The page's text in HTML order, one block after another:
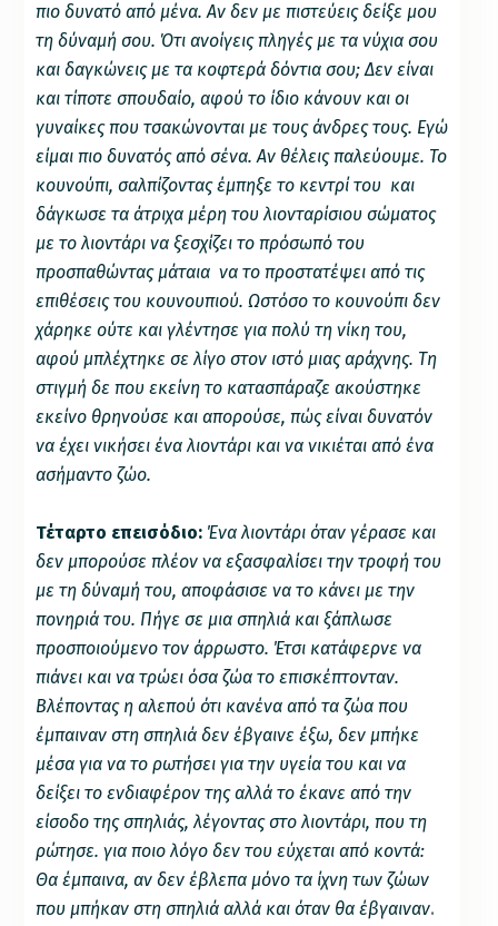
πιο δυνατό από μένα. Αν δεν με πιστεύεις δείξε μου
τη δύναμή σου. Ότι ανοίγεις πληγές με τα νύχια σου
και δαγκώνεις με τα κοφτερά δόντια σου; Δεν είναι
και τίποτε σπουδαίο, αφού το ίδιο κάνουν και οι
γυναίκες που τσακώνονται με τους άνδρες τους. Εγώ
είμαι πιο δυνατός από σένα. Αν θέλεις παλεύουμε. Το
κουνούπι, σαλπίζοντας έμπηξε το κεντρί του και
δάγκωσε τα άτριχα μέρη του λιονταρίσιου σώματος
με το λιοντάρι να ξεσχίζει το πρόσωπό του
προσπαθώντας μάταια να το προστατέψει από τις
επιθέσεις του κουνουπιού. Ωστόσο το κουνούπι δεν
χάρηκε ούτε και γλέντησε για πολύ τη νίκη του,
αφού μπλέχτηκε σε λίγο στον ιστό μιας αράχνης. Τη
στιγμή δε που εκείνη το κατασπάραζε ακούστηκε
εκείνο θρηνούσε και απορούσε, πώς είναι δυνατόν
να έχει νικήσει ένα λιοντάρι και να νικιέται από ένα
ασήμαντο ζώο.
Τέταρτο επεισόδιο: Ένα λιοντάρι όταν γέρασε και
δεν μπορούσε πλέον να εξασφαλίσει την τροφή του
με τη δύναμή του, αποφάσισε να το κάνει με την
πονηριά του. Πήγε σε μια σπηλιά και ξάπλωσε
προσποιούμενο τον άρρωστο. Έτσι κατάφερνε να
πιάνει και να τρώει όσα ζώα το επισκέπτονταν.
Βλέποντας η αλεπού ότι κανένα από τα ζώα που
έμπαιναν στη σπηλιά δεν έβγαινε έξω, δεν μπήκε
μέσα για να το ρωτήσει για την υγεία του και να
δείξει το ενδιαφέρον της αλλά το έκανε από την
είσοδο της σπηλιάς, λέγοντας στο λιοντάρι, που τη
ρώτησε. για ποιο λόγο δεν του εύχεται από κοντά:
Θα έμπαινα, αν δεν έβλεπα μόνο τα ίχνη των ζώων
που μπήκαν στη σπηλιά αλλά και όταν θα έβγαιναν.